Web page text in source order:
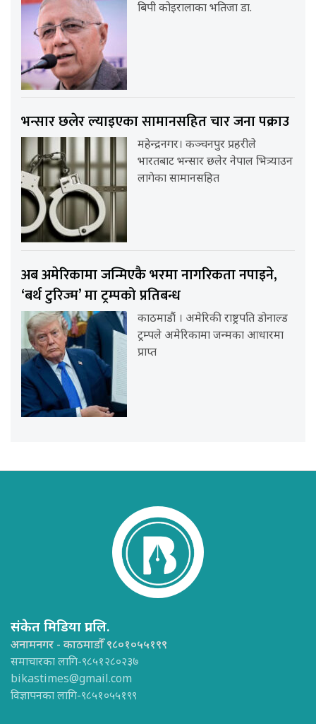
बिपी कोइरालाका भतिजा डा.
भन्सार छलेर ल्याइएका सामानसहित चार जना पक्राउ
महेन्द्रनगर। कञ्चनपुर प्रहरीले
भारतबाट भन्सार छलेर नेपाल भित्र्याउन
लागेका सामानसहित
अब अमेरिकामा जन्मिएकै भरमा नागरिकता नपाइने,
‘बर्थ टुरिज्म’ मा ट्रम्पको प्रतिबन्ध
काठमाडौं । अमेरिकी राष्ट्रपति डोनाल्ड
ट्रम्पले अमेरिकामा जन्मका आधारमा
प्राप्त
संकेत मिडिया प्रा.लि.
अनामनगर - काठमाडौँ ९८०१०५५१९९
समाचारका लागि-९८५१२८०२३७
bikastimes@gmail.com
विज्ञापनका लागि-९८५१०५५१९९